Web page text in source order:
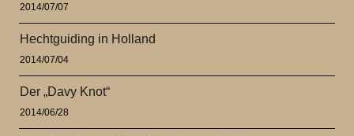
2014/07/07
Hechtguiding in Holland
2014/07/04
Der „Davy Knot“
2014/06/28